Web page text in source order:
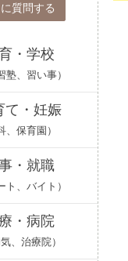
質問する
・学校
塾、習い事）
て・妊娠
、保育園）
・就職
ト、バイト）
・病院
、治療院）